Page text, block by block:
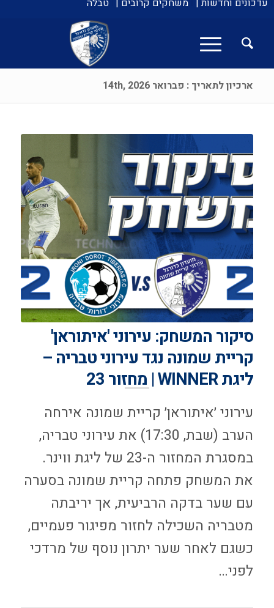
עדכונים וחדשות | משחקים קרובים | טבלה
ארכיון לתאריך : פברואר 14th, 2026
סיקור המשחק: עירוני 'איתוראן'
קריית שמונה נגד עירוני טבריה –
ליגת WINNER | מחזור 23
עירוני ׳איתוראן׳ קריית שמונה אירחה
הערב (שבת, 17:30) את עירוני טבריה,
במסגרת המחזור ה-23 של ליגת ווינר.
את המשחק פתחה קריית שמונה בסערה
עם שער בדקה הרביעית, אך יריבתה
מטבריה השכילה לחזור מפיגור פעמיים,
כשגם לאחר שער יתרון נוסף של מרדכי
לפני…